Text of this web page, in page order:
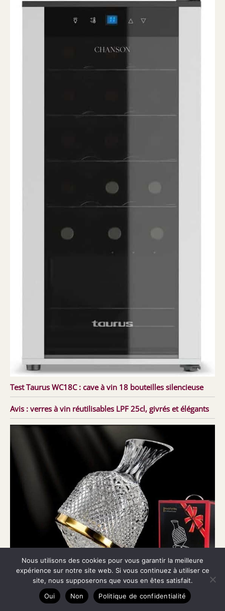
Test Taurus WC18C : cave à vin 18 bouteilles silencieuse
Avis : verres à vin réutilisables LPF 25cl, givrés et élégants
Nous utilisons des cookies pour vous garantir la meilleure
expérience sur notre site web. Si vous continuez à utiliser ce
site, nous supposerons que vous en êtes satisfait.
Oui
Non Politique de confidentialité